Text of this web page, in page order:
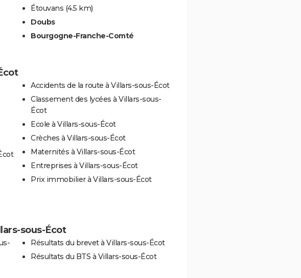
Étouvans (4.5 km)
Doubs
Bourgogne-Franche-Comté
Accidents de la route à Villars-sous-Écot
Classement des lycées à Villars-sous-
Écot
Ecole à Villars-sous-Écot
Crèches à Villars-sous-Écot
Maternités à Villars-sous-Écot
Entreprises à Villars-sous-Écot
Prix immobilier à Villars-sous-Écot
sous-Écot
Résultats du brevet à Villars-sous-Écot
Résultats du BTS à Villars-sous-Écot